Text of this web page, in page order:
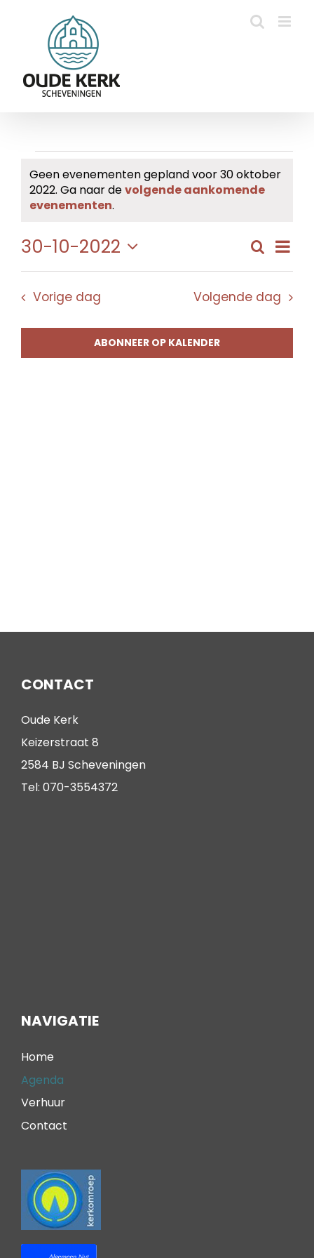
Evenementen
in
30
oktober
2022
Bericht
Geen evenementen gepland voor 30 oktober
2022. Ga naar devolgende aankomende
evenementen.
en
Zoeken
Dag
30-10-2022
Selecteer
datum.
Vorige dag Volgende dag
ABONNEER OP KALENDER
CONTACT
Oude Kerk
Keizerstraat 8
2584 BJ Scheveningen
Tel: 070-3554372
NAVIGATIE
Home
Agenda
Verhuur
Contact